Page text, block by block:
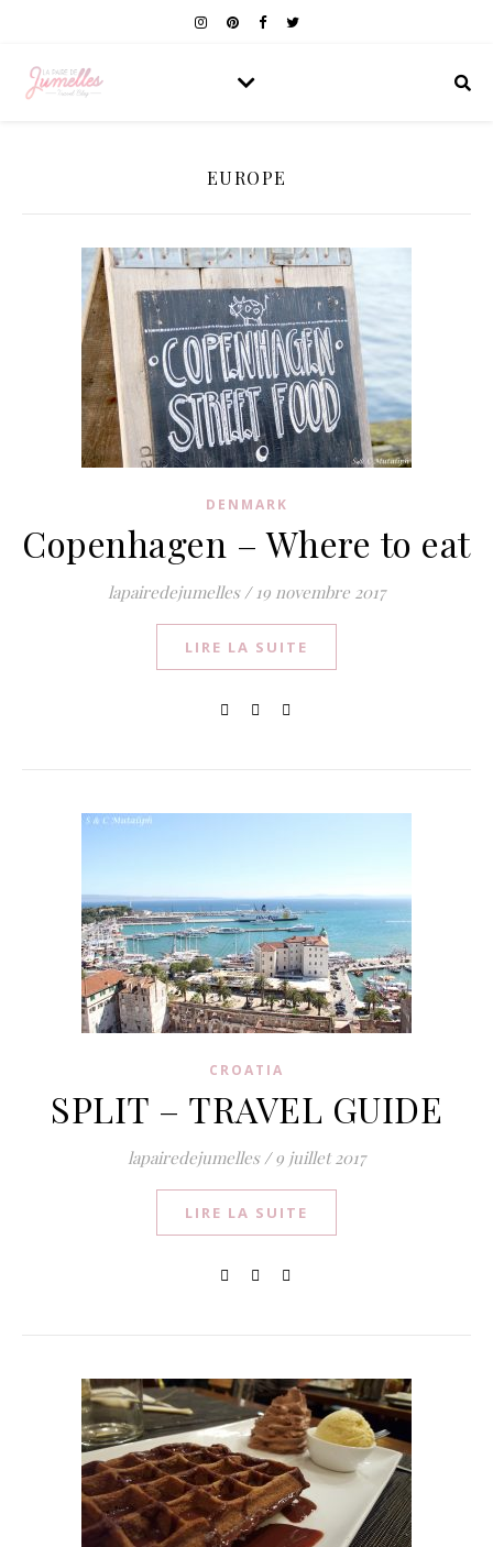
EUROPE
DENMARK
Copenhagen – Where to eat
lapairedejumelles / 19 novembre 2017
LIRE LA SUITE
CROATIA
SPLIT – TRAVEL GUIDE
lapairedejumelles / 9 juillet 2017
LIRE LA SUITE